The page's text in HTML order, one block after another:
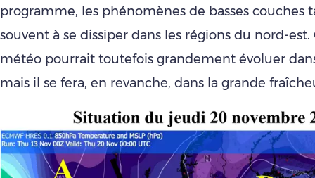
programme, les phénomènes de basses couches
souvent à se dissiper dans les régions du nord-
météo pourrait toutefois grandement évoluer
mais il se fera, en revanche, dans la grande